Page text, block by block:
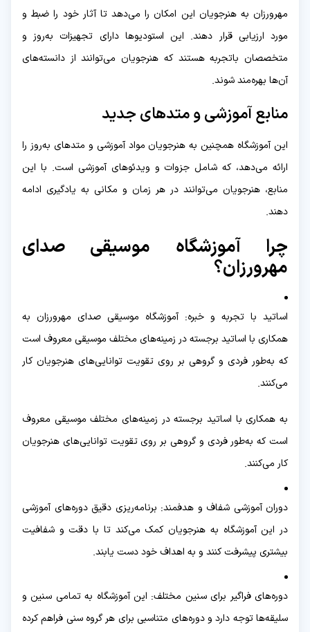
مهرورزان به هنرجویان این امکان را می‌دهد تا آثار خود را ضبط و
مورد ارزیابی قرار دهند. این استودیوها دارای تجهیزات به‌روز و
متخصصان باتجربه هستند که هنرجویان می‌توانند از دانسته‌های
آن‌ها بهره‌مند شوند.
منابع آموزشی و متدهای جدید
این آموزشگاه همچنین به هنرجویان مواد آموزشی و متدهای به‌روز را
ارائه می‌دهد، که شامل جزوات و ویدئوهای آموزشی است. با این
منابع، هنرجویان می‌توانند در هر زمان و مکانی به یادگیری ادامه
دهند.
چرا آموزشگاه موسیقی صدای
مهرورزان؟
اساتید با تجربه و خبره: آموزشگاه موسیقی صدای مهرورزان به
همکاری با اساتید برجسته در زمینه‌های مختلف موسیقی معروف است
که به‌طور فردی و گروهی بر روی تقویت توانایی‌های هنرجویان کار
می‌کنند.
به همکاری با اساتید برجسته در زمینه‌های مختلف موسیقی معروف
است که به‌طور فردی و گروهی بر روی تقویت توانایی‌های هنرجویان
کار می‌کنند.
دوران آموزشی شفاف و هدفمند: برنامه‌ریزی دقیق دوره‌های آموزشی
در این آموزشگاه به هنرجویان کمک می‌کند تا با دقت و شفافیت
بیشتری پیشرفت کنند و به اهداف خود دست یابند.
دوره‌های فراگیر برای سنین مختلف: این آموزشگاه به تمامی سنین و
سلیقه‌ها توجه دارد و دوره‌های متناسبی برای هر گروه سنی فراهم کرده